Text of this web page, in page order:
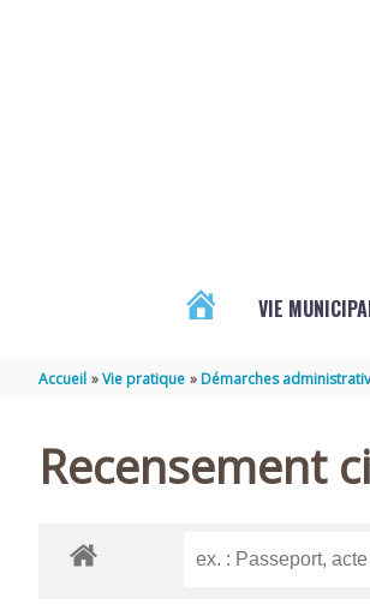
VIE
Accueil Vie pratique Démarches
Recensement